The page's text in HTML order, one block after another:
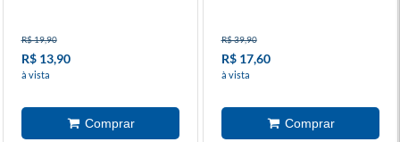
R$ 19,90
R$ 13,90
à vista
R$ 39,90
R$ 17,60
à vista